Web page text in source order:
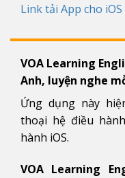
Link tải App cho
VOA Learning
Anh, luyện nghe
Ứng dụng này
thoại hệ điều
hành iOS.
VOA Learning